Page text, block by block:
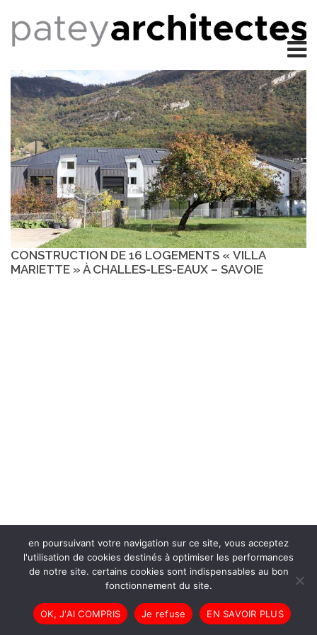
CONSTRUCTION DE 16 LOGEMENTS « VILLA
MARIETTE » À CHALLES-LES-EAUX – SAVOIE
en poursuivant votre navigation sur ce site, vous acceptez
l'utilisation de cookies destinés à optimiser les performances
de notre site. certains cookies sont indispensables au bon
fonctionnement du site.
OK, J'AI COMPRIS Je refuse EN SAVOIR PLUS